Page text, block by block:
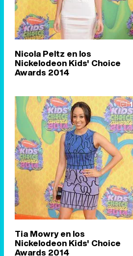
Nicola Peltz en los
Nickelodeon Kids' Choice
Awards 2014
1
Tia Mowry en los
Nickelodeon Kids' Choice
Awards 2014